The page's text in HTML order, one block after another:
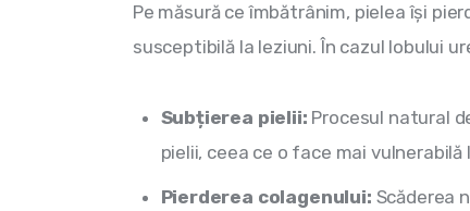
Pe măsură ce îmbătrânim, pielea își
susceptibilă la leziuni. În cazul lobului
Subțierea pielii: Procesul natural
pielii, ceea ce o face mai vulnerabilă
Pierderea colagenului: Scăderea